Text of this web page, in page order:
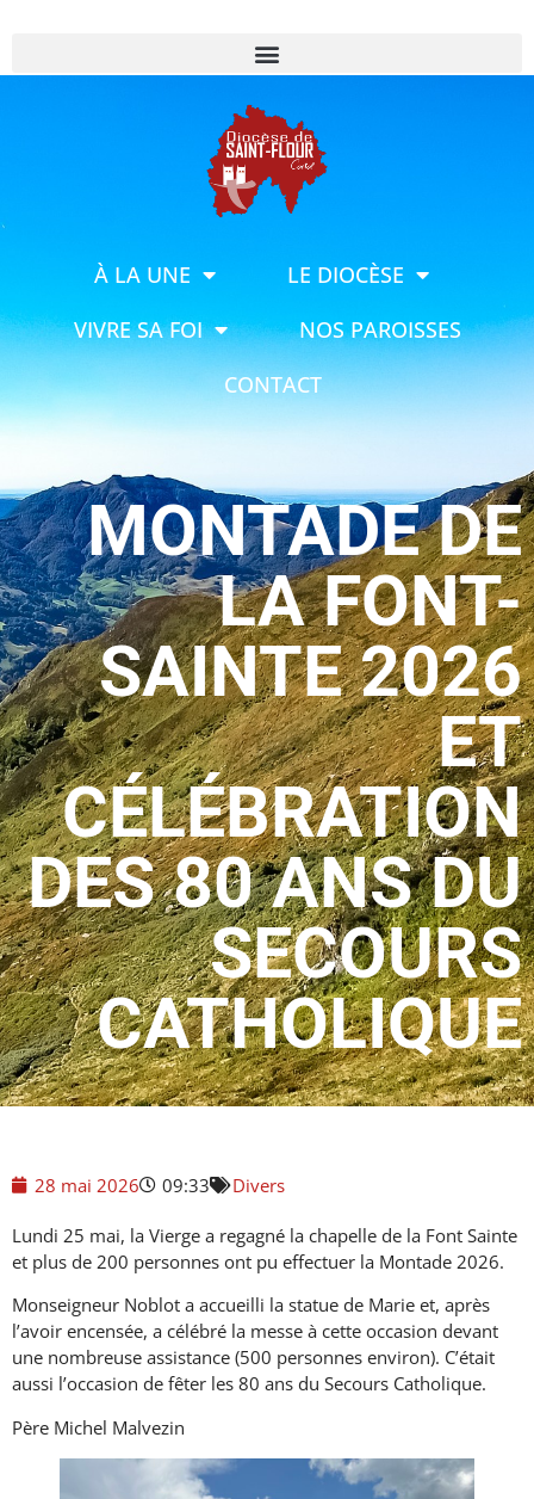
À LA UNE
LE DIOCÈSE
VIVRE SA FOI
NOS PAROISSES
CONTACT
MONTADE DE
LA FONT-
SAINTE 2026
ET
CÉLÉBRATION
DES 80 ANS DU
SECOURS
CATHOLIQUE
28 mai 2026 09:33 Divers
Lundi 25 mai, la Vierge a regagné la chapelle de la Font Sainte
et plus de 200 personnes ont pu effectuer la Montade 2026.
Monseigneur Noblot a accueilli la statue de Marie et, après
l’avoir encensée, a célébré la messe à cette occasion devant
une nombreuse assistance (500 personnes environ). C’était
aussi l’occasion de fêter les 80 ans du Secours Catholique.
Père Michel Malvezin